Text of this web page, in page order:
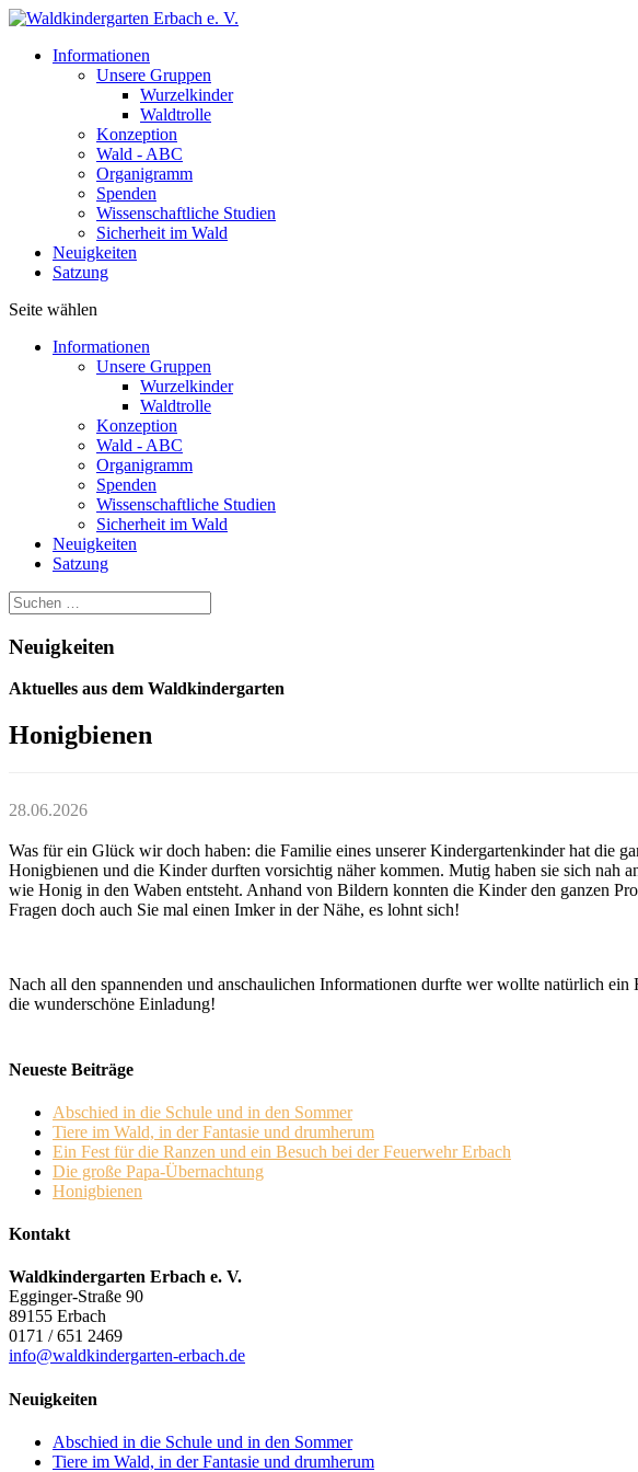
Informationen
Unsere Gruppen
Wurzelkinder
Waldtrolle
Konzeption
Wald - ABC
Organigramm
Spenden
Wissenschaftliche Studien
Sicherheit im Wald
Neuigkeiten
Satzung
Seite wählen
Informationen
Unsere Gruppen
Wurzelkinder
Waldtrolle
Konzeption
Wald - ABC
Organigramm
Spenden
Wissenschaftliche Studien
Sicherheit im Wald
Neuigkeiten
Satzung
Neuigkeiten
Aktuelles aus dem Waldkindergarten
Honigbienen
28.06.2026
Was für ein Glück wir doch haben: die Familie eines unserer Kindergartenkinder hat die
Honigbienen und die Kinder durften vorsichtig näher kommen. Mutig haben sie sich nah
wie Honig in den Waben entsteht. Anhand von Bildern konnten die Kinder den ganzen
Fragen doch auch Sie mal einen Imker in der Nähe, es lohnt sich!
Nach all den spannenden und anschaulichen Informationen durfte wer wollte natürlich
die wunderschöne Einladung!
Neueste Beiträge
Abschied in die Schule und in den Sommer
Tiere im Wald, in der Fantasie und drumherum
Ein Fest für die Ranzen und ein Besuch bei der Feuerwehr Erbach
Die große Papa-Übernachtung
Honigbienen
Kontakt
Waldkindergarten Erbach e. V.
Egginger-Straße 90
89155 Erbach
0171 / 651 2469
info@waldkindergarten-erbach.de
Neuigkeiten
Abschied in die Schule und in den Sommer
Tiere im Wald, in der Fantasie und drumherum